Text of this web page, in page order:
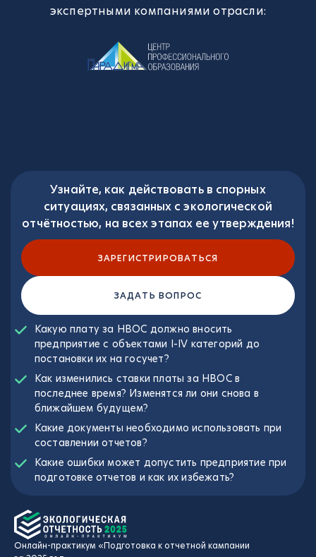
экспертными компаниями отрасли:
Узнайте, как действовать в спорных
ситуациях, связанных с экологической
отчётностью, на всех этапах ее утверждения!
ЗАРЕГИСТРИРОВАТЬСЯ
ЗАДАТЬ ВОПРОС
Какую плату за НВОС должно вносить
предприятие с объектами I-IV категорий до
постановки их на госучет?
Как изменились ставки платы за НВОС в
последнее время? Изменятся ли они снова в
ближайшем будущем?
Какие документы необходимо использовать при
составлении отчетов?
Какие ошибки может допустить предприятие при
подготовке отчетов и как их избежать?
Онлайн-практикум «Подготовка к отчетной кампании